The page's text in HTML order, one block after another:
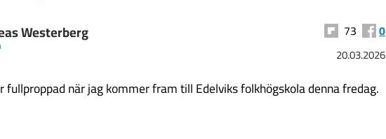
Westerberg 73 0
20.03.2026
fullproppad när jag kommer fram till Edelviks folkhögskola denna fredag.